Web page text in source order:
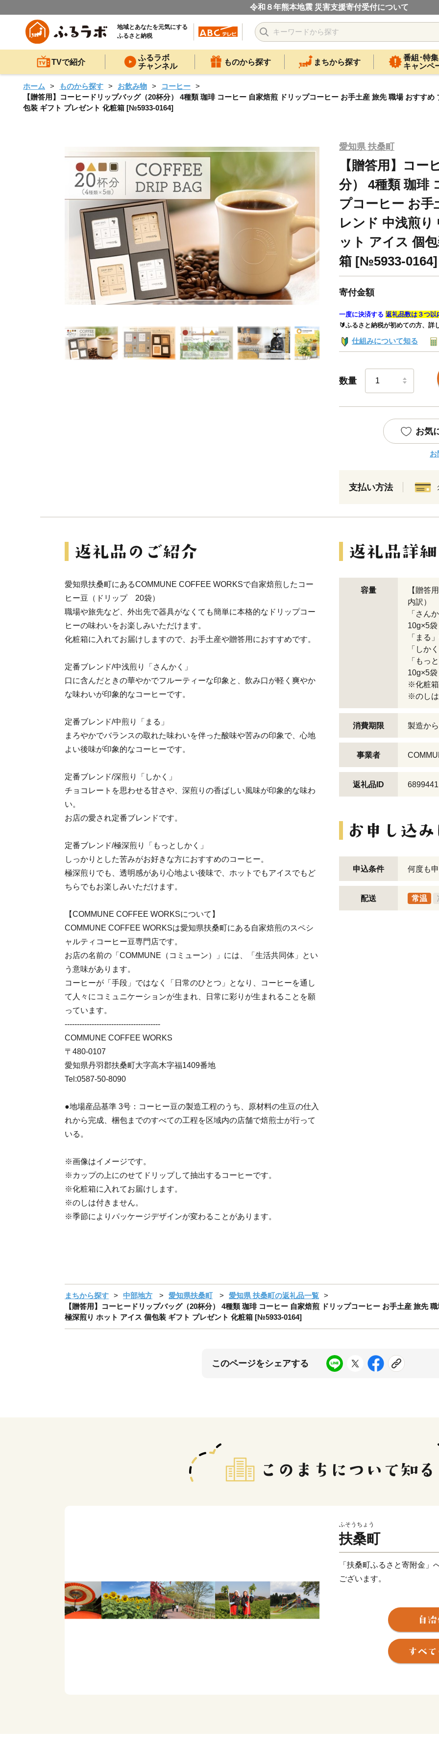
令和８年熊本地震 災害支援寄付受付について
地域とあなたを元気にする
ふるさと納税
TVで紹介
ふるラボ
チャンネル
ものから探す まちから探す
番組･特集
キャンペ
ホーム ものから探す お飲み物
コーヒー
【贈答用】コーヒードリップバッグ（20杯分） 4種類 珈琲 コーヒー 自家焙煎 ドリップコーヒー お手土産 旅先 職場 おすす
包装 ギフト プレゼント 化粧箱 [№5933-0164]
愛知県 扶桑町
【贈答用】コー
分） 4種類 珈琲
プコーヒー お手
レンド 中浅煎り
ット アイス 個
箱 [№5933-0164]
寄付金額
一度に決済する 返礼品数は３つ以
🔰ふるさと納税が初めての方、詳
仕組みについて知る
数量
お気
お
支払い方法
愛知県扶桑町にあるCOMMUNE COFFEE WORKSで自家焙煎したコー
ヒー豆（ドリップ 20袋）
職場や旅先など、外出先で器具がなくても簡単に本格的なドリップコー
ヒーの味わいをお楽しみいただけます。
化粧箱に入れてお届けしますので、お手土産や贈答用におすすめです。
定番ブレンド/中浅煎り「さんかく」
口に含んだときの華やかでフルーティーな印象と、飲み口が軽く爽やか
な味わいが印象的なコーヒーです。
定番ブレンド/中煎り「まる」
まろやかでバランスの取れた味わいを伴った酸味や苦みの印象で、心地
よい後味が印象的なコーヒーです。
定番ブレンド/深煎り「しかく」
チョコレートを思わせる甘さや、深煎りの香ばしい風味が印象的な味わ
い。
お店の愛され定番ブレンドです。
定番ブレンド/極深煎り「もっとしかく」
しっかりとした苦みがお好きな方におすすめのコーヒー。
極深煎りでも、透明感があり心地よい後味で、ホットでもアイスでもど
ちらでもお楽しみいただけます。
【COMMUNE COFFEE WORKSについて】
COMMUNE COFFEE WORKSは愛知県扶桑町にある自家焙煎のスペシ
ャルティコーヒー豆専門店です。
お店の名前の「COMMUNE（コミューン）」には、「生活共同体」とい
う意味があります。
コーヒーが「手段」ではなく「日常のひとつ」となり、コーヒーを通し
て人々にコミュニケーションが生まれ、日常に彩りが生まれることを願
っています。
---------------------------------------
COMMUNE COFFEE WORKS
〒480-0107
愛知県丹羽郡扶桑町大字高木字福1409番地
Tel:0587-50-8090
●地場産品基準 3号：コーヒー豆の製造工程のうち、原材料の生豆の仕入
れから完成、梱包までのすべての工程を区域内の店舗で焙煎士が行って
いる。
※画像はイメージです。
※カップの上にのせてドリップして抽出するコーヒーです。
※化粧箱に入れてお届けします。
※のしは付きません。
※季節によりパッケージデザインが変わることがあります。
容量
【贈答
内訳）
「さん
10g×5袋
「まる
「しか
「もっ
10g×5袋
※化粧箱
※のしは
消費期限 製造か
事業者
返礼品ID 6899441
申込条件 何度も
配送 常温
まちから探す 中部地方 愛知県扶桑町
愛知県 扶桑町の返礼品一覧
【贈答用】コーヒードリップバッグ（20杯分） 4種類 珈琲 コーヒー 自家焙煎 ドリップコーヒー お手土産 旅先
極深煎り ホット アイス 個包装 ギフト プレゼント 化粧箱 [№5933-0164]
このページをシェアする
ふそうちょう
扶桑町
「扶桑町ふるさと寄附金」
ございます。
《ちょうどいい”田舎”》
扶桑町は、愛知県の北西部
帯で、近年は名古屋市への
て発展してきました。
町の中心地は幹線道路が走